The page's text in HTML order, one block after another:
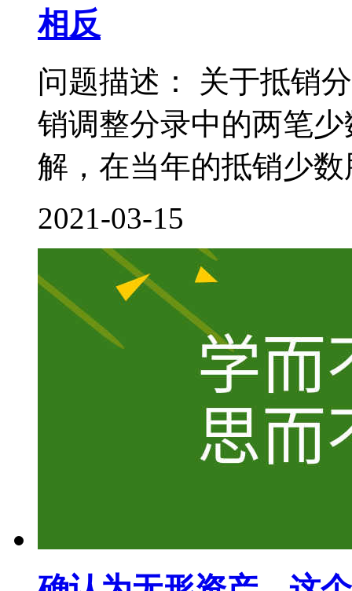
相反
问题描述： 关于抵销
销调整分录中的两笔
解，在当年的抵销少
2021-03-15